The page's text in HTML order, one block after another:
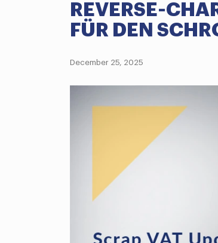
REVERSE-
FÜR DEN
December 25, 2025